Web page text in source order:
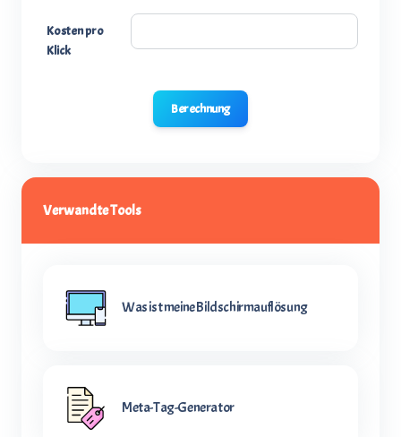
Kosten pro
Klick
Berechnung
Verwandte Tools
Was ist meine Bildschirmauflösung
Meta-Tag-Generator